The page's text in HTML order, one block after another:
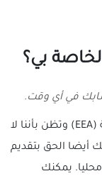
في أي وقت.
اذا كنت تقيم في المنطقة الاقتصادية الأوروبية (EEA) وتظن بأننا لا
أيضا الحق بتقديم
يمكنك